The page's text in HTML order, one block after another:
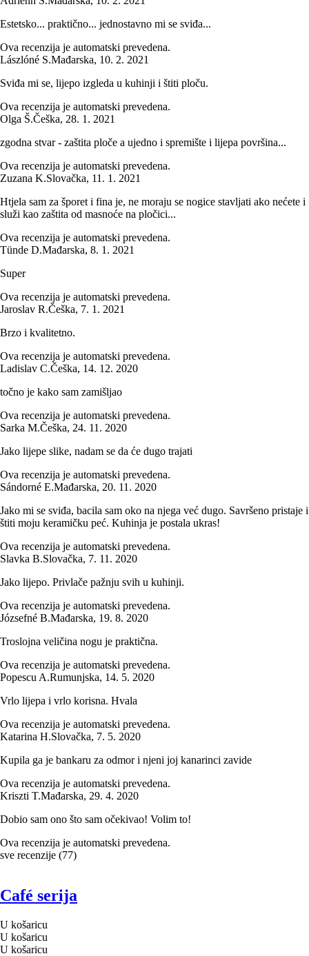
Estetsko... praktično... jednostavno mi se sviđa...
Ova recenzija je automatski prevedena.
Lászlóné S.Mađarska, 10. 2. 2021
Sviđa mi se, lijepo izgleda u kuhinji i štiti ploču.
Ova recenzija je automatski prevedena.
Olga Š.Češka, 28. 1. 2021
zgodna stvar - zaštita ploče a ujedno i spremište i lijepa površina...
Ova recenzija je automatski prevedena.
Zuzana K.Slovačka, 11. 1. 2021
Htjela sam za šporet i fina je, ne moraju se nogice stavljati ako nećete i
služi kao zaštita od masnoće na pločici...
Ova recenzija je automatski prevedena.
Tünde D.Mađarska, 8. 1. 2021
Super
Ova recenzija je automatski prevedena.
Jaroslav R.Češka, 7. 1. 2021
Brzo i kvalitetno.
Ova recenzija je automatski prevedena.
Ladislav C.Češka, 14. 12. 2020
točno je kako sam zamišljao
Ova recenzija je automatski prevedena.
Sarka M.Češka, 24. 11. 2020
Jako lijepe slike, nadam se da će dugo trajati
Ova recenzija je automatski prevedena.
Sándorné E.Mađarska, 20. 11. 2020
Jako mi se sviđa, bacila sam oko na njega već dugo. Savršeno pristaje i
štiti moju keramičku peć. Kuhinja je postala ukras!
Ova recenzija je automatski prevedena.
Slavka B.Slovačka, 7. 11. 2020
Jako lijepo. Privlače pažnju svih u kuhinji.
Ova recenzija je automatski prevedena.
Józsefné B.Mađarska, 19. 8. 2020
Troslojna veličina nogu je praktična.
Ova recenzija je automatski prevedena.
Popescu A.Rumunjska, 14. 5. 2020
Vrlo lijepa i vrlo korisna. Hvala
Ova recenzija je automatski prevedena.
Katarina H.Slovačka, 7. 5. 2020
Kupila ga je bankaru za odmor i njeni joj kanarinci zavide
Ova recenzija je automatski prevedena.
Kriszti T.Mađarska, 29. 4. 2020
Dobio sam ono što sam očekivao! Volim to!
Ova recenzija je automatski prevedena.
sve recenzije (77)
Café serija
U košaricu
U košaricu
U košaricu